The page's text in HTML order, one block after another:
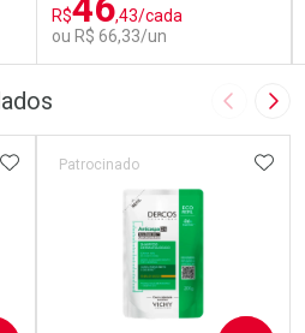
FECHAR
FECHAR
R$
,43/cada
ou R$ 66,33/un
Por Menos
Imagem
ADICIONAR AOS FAVORITOS
Patrocinado